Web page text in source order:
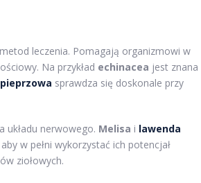
leczenia. Pomagają organizmowi w
Na przykład echinacea jest znana
sprawdza się doskonale przy
układu nerwowego. Melisa i lawenda
w pełni wykorzystać ich potencjał
ziołowych.